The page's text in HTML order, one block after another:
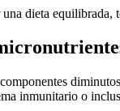
dieta equilibrada,
inmunitario o